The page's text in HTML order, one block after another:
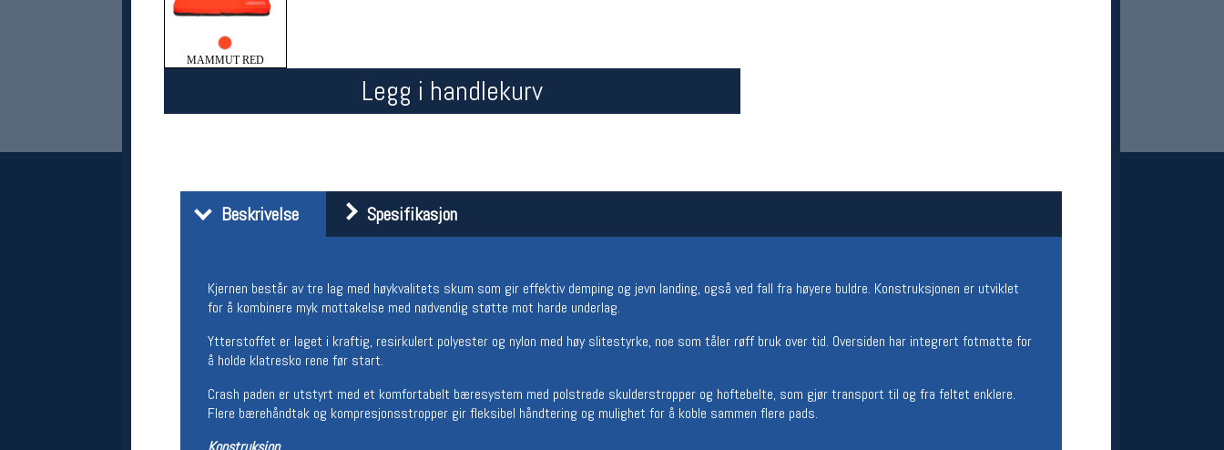
MAMMUT RED
Legg i handlekurv
Beskrivelse Spesifikasjon
Kjernen består av tre lag med høykvalitets skum som gir effektiv demping og jevn landing, også ved fall fra høyere buldre. Konstruksjonen er utviklet
for å kombinere myk mottakelse med nødvendig støtte mot harde underlag.
Ytterstoffet er laget i kraftig, resirkulert polyester og nylon med høy slitestyrke, noe som tåler røff bruk over tid. Oversiden har integrert fotmatte for
å holde klatresko rene før start.
Crash paden er utstyrt med et komfortabelt bæresystem med polstrede skulderstropper og hoftebelte, som gjør transport til og fra feltet enklere.
Flere bærehåndtak og kompresjonsstropper gir fleksibel håndtering og mulighet for å koble sammen flere pads.
Oslo Sportslager
Torggata 20
Telefon: 23 32 62 00
(telefontid man-fredag klokken 10-13)
Om oss
Kontakt oss
Man-Fredag:
11-18
Lørdag:
Magasinet